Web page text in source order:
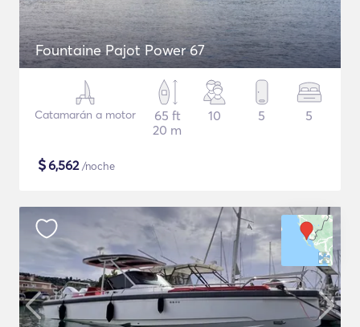
Fountaine Pajot Power 67
Catamarán a motor
65 ft
20 m
10 5 5
$6,562/noche